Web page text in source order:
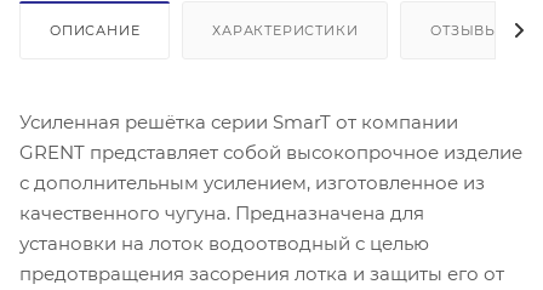
ОПИСАНИЕ ХАРАКТЕРИСТИКИ ОТЗЫВЫ
Усиленная решётка серии SmarT от компании
GRENT представляет собой высокопрочное изделие
с дополнительным усилением, изготовленное из
качественного чугуна. Предназначена для
установки на лоток водоотводный с целью
предотвращения засорения лотка и защиты его от